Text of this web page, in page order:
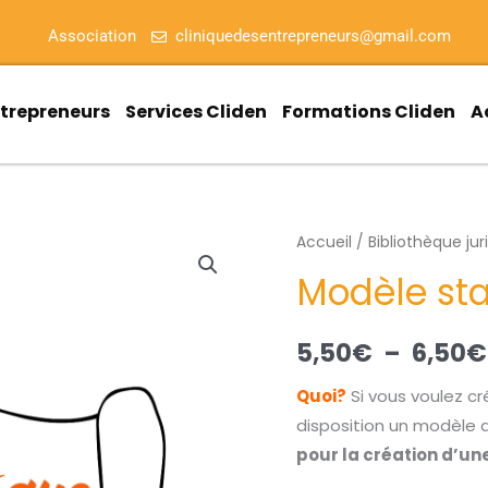
Association cliniquedesentrepreneurs@gmail.com
Services Cliden Formations Cliden
Accueil / Bibliothèque
Modèle
5,50€ – 6,50€
Quoi? Si vous voulez
disposition un modèle
pour la création d’une
quantité
Modèle
SASU
et
EURL